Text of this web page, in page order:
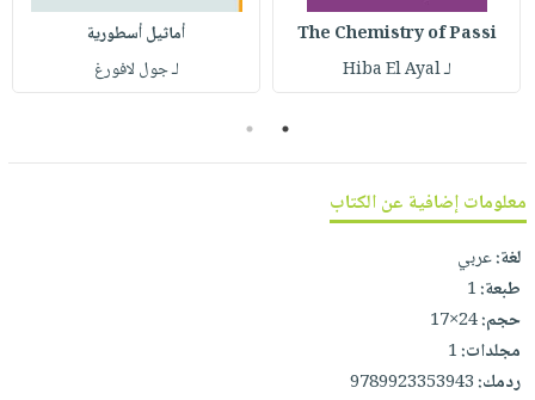
صابون
أطفال
مناسبات
فيديوهات
أسئلة
يتكرر
خدمات
نيل
وفرات
انشر
كتابك
تواصل
معنا
عربة
التسوق
الإصدارات
The Chemistry of Passi
لـ Hiba El Ayal
أماثيل أسطورية
لـ جول لافورغ
1
2
معلومات إضافية عن الكتاب
لغة:عربي
طبعة:1
حجم:24×17
مجلدات:1
ردمك:9789923353943